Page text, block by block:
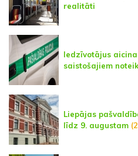
realitāti
Iedzīvotājus
saistošajiem
Liepājas
līdz 9. augustam